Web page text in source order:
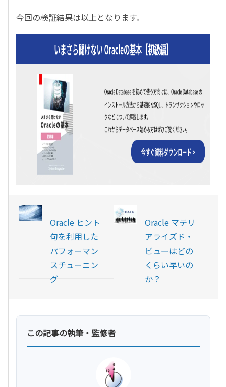
今回の検証結果は以上となります。
Oracle ヒント
句を利用した
パフォーマン
スチューニン
グ
Oracle マテリ
アライズド・
ビューはどの
くらい早いの
か？
この記事の執筆・監修者